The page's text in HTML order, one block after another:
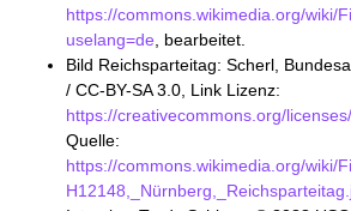
https://commons.wikimedia.org/wiki/
uselang=de , bearbeitet.
Bild Reichsparteitag: Scherl,
/ CC-BY-SA 3.0, Link Lizenz:
https://creativecommons.org/
Quelle:
https://commons.wikimedia.org/wiki/